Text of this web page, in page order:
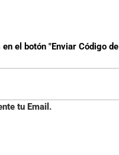
el botón "Enviar Código de
tu Email.